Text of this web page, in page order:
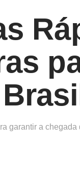
garantir a